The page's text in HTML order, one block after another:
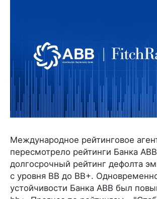
Международное рейтинговое
пересмотрело рейтинги Банка
долгосрочный рейтинг дефолта
с уровня BB до BB+.
устойчивости Банка ABB был